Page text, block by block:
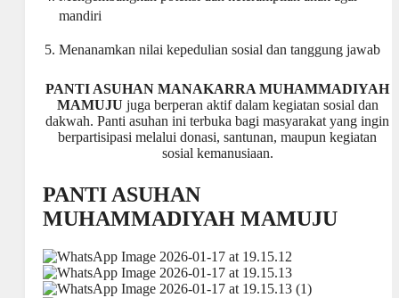
mandiri
Menanamkan nilai kepedulian sosial dan tanggung jawab
PANTI ASUHAN MANAKARRA MUHAMMADIYAH
MAMUJU juga berperan aktif dalam kegiatan sosial dan
dakwah. Panti asuhan ini terbuka bagi masyarakat yang ingin
berpartisipasi melalui donasi, santunan, maupun kegiatan
sosial kemanusiaan.
PANTI ASUHAN
MUHAMMADIYAH MAMUJU